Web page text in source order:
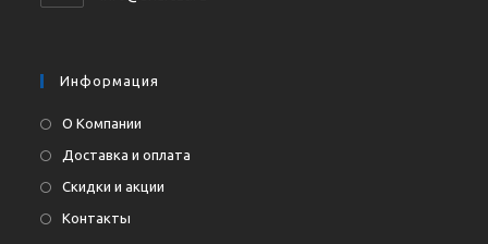
вашем
Информация
О Компании
Доставка и оплата
Скидки и акции
Контакты